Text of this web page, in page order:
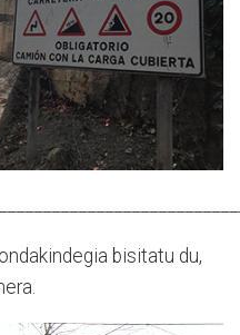
bisitatu du,